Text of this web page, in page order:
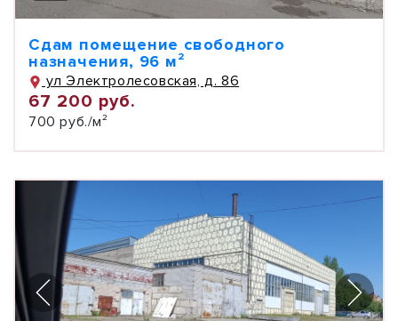
Сдам помещение свободного
назначения, 96 м²
ул Электролесовская, д. 86
67 200 руб.
700 руб./м²